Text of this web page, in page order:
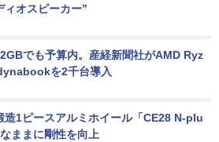
ィオスピーカー”
でも予算内。産経新聞社がAMD Ryz
を2千台導入
造1ピースアルミホイール「CE28 N-plu
ままに剛性を向上